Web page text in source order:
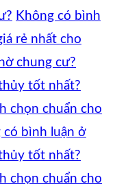
Không có bình
rẻ nhất cho
chung cư?
tốt nhất?
chọn chuẩn cho
có bình luận ở
tốt nhất?
chọn chuẩn cho